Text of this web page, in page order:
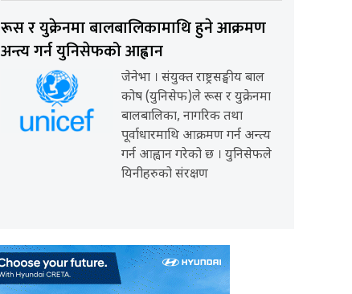
रूस र युक्रेनमा बालबालिकामाथि हुने आक्रमण
अन्त्य गर्न युनिसेफको आह्वान
जेनेभा । संयुक्त राष्ट्रसङ्घीय बाल
कोष (युनिसेफ)ले रूस र युक्रेनमा
बालबालिका, नागरिक तथा
पूर्वाधारमाथि आक्रमण गर्न अन्त्य
गर्न आह्वान गरेको छ । युनिसेफले
यिनीहरुको संरक्षण